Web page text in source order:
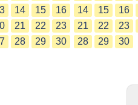
14 15
16
21 22
23
28 29
30
14
15 16
21
22 23
28
29 30